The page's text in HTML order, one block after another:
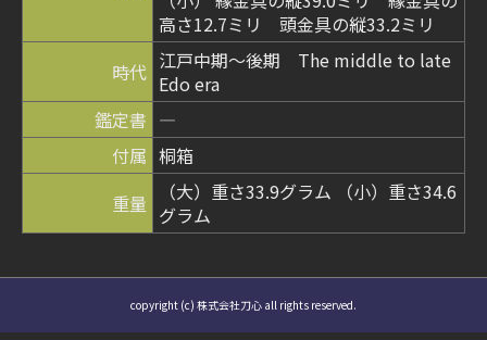
高さ12.7ミリ 頭金具の縦33.2ミリ
時代 江戸中期～後期 The middle to late
Edo era
鑑定書 ―
付属 桐箱
重量
（大）重さ33.9グラム （小）重さ34.6
グラム
copyright (c) 株式会社刀心 all rights reserved.